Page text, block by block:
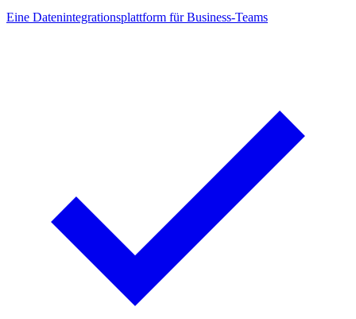
Eine Datenintegrationsplattform für Business-Teams